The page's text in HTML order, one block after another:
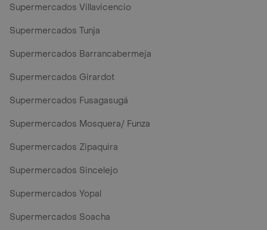
Supermercados Villavicencio
Supermercados Tunja
Supermercados Barrancabermeja
Supermercados Girardot
Supermercados Fusagasugá
Supermercados Mosquera/ Funza
Supermercados Zipaquira
Supermercados Sincelejo
Supermercados Yopal
Supermercados Soacha